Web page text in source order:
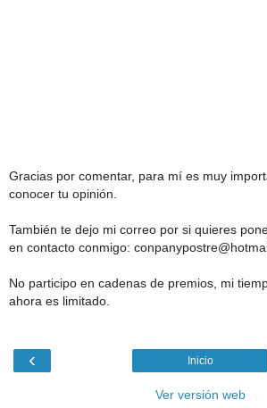
Gracias por comentar, para mí es muy
conocer tu opinión.
También te dejo mi correo por si quieres
en contacto conmigo:
No participo en cadenas de premios, mi
ahora es limitado.
‹ Inicio
Ver versión web